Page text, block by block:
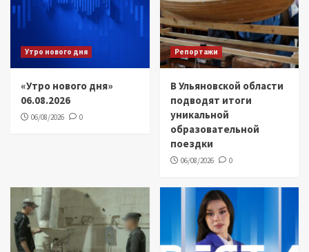
Утро нового дня
«Утро нового дня»
06.08.2026
06/08/2026 0
Репортажи
В Ульяновской области
подводят итоги
уникальной
образовательной
поездки
06/08/2026 0